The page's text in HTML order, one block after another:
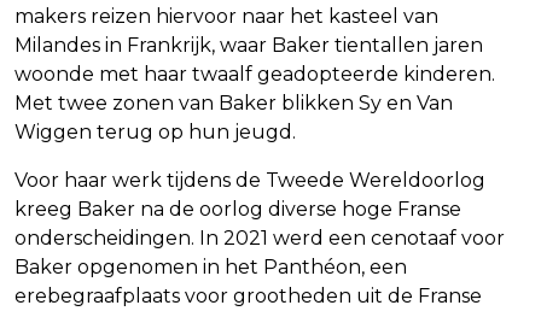
makers reizen hiervoor naar het kasteel van
Milandes in Frankrijk, waar Baker tientallen jaren
woonde met haar twaalf geadopteerde kinderen.
Met twee zonen van Baker blikken Sy en Van
Wiggen terug op hun jeugd.
Voor haar werk tijdens de Tweede Wereldoorlog
kreeg Baker na de oorlog diverse hoge Franse
onderscheidingen. In 2021 werd een cenotaaf voor
Baker opgenomen in het Panthéon, een
erebegraafplaats voor grootheden uit de Franse